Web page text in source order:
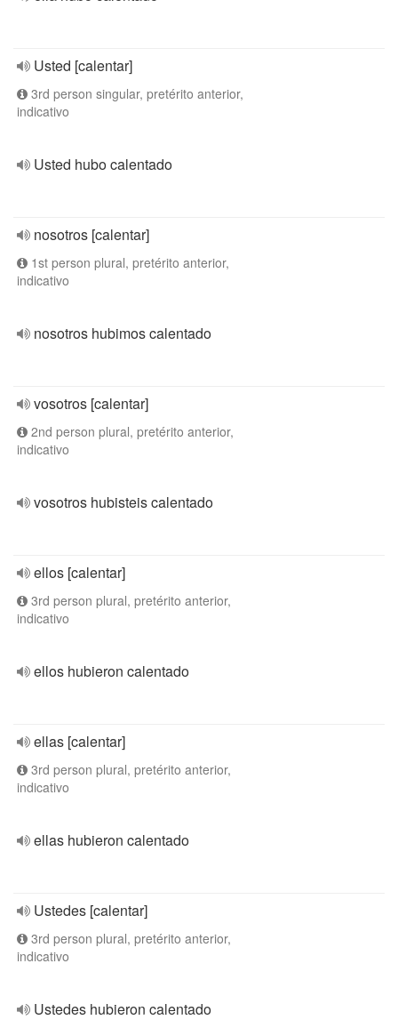
Usted [calentar]
3rd person singular, pretérito anterior,
indicativo
Usted hubo calentado
nosotros [calentar]
1st person plural, pretérito anterior,
indicativo
nosotros hubimos calentado
vosotros [calentar]
2nd person plural, pretérito anterior,
indicativo
vosotros hubisteis calentado
ellos [calentar]
3rd person plural, pretérito anterior,
indicativo
ellos hubieron calentado
ellas [calentar]
3rd person plural, pretérito anterior,
indicativo
ellas hubieron calentado
Ustedes [calentar]
3rd person plural, pretérito anterior,
indicativo
Ustedes hubieron calentado